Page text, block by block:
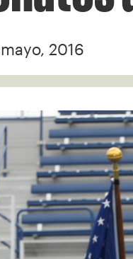
mayo, 2016